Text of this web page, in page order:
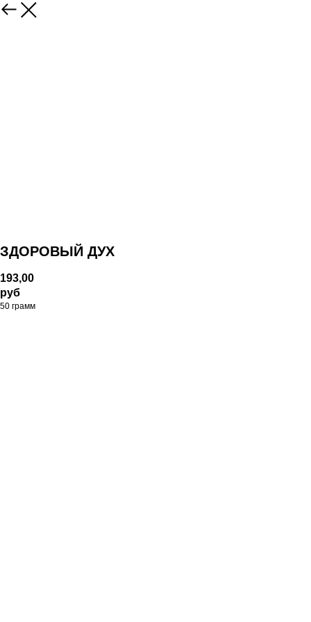
ЗДОРОВЫЙ ДУХ
193,00
руб
50 грамм